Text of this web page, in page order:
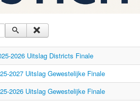
2026 Uitslag Districts Finale
2027 Uitslag Gewestelijke Finale
2026 Uitslag Gewestelijke Finale